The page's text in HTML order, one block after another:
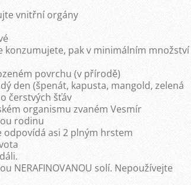
vnitřní orgány
konzumujete, pak v minimálním množství
povrchu (v přírodě)
den (špenát, kapusta, mangold, zelená
čerstvých šťáv
organismu zvaném Vesmír
rodinu
odpovídá asi 2 plným hrstem
NERAFINOVANOU solí. Nepoužívejte